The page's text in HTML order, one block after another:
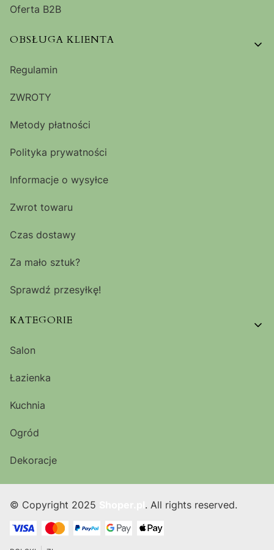
Oferta B2B
OBSŁUGA KLIENTA
Regulamin
ZWROTY
Metody płatności
Polityka prywatności
Informacje o wysyłce
Zwrot towaru
Czas dostawy
Za mało sztuk?
Sprawdź przesyłkę!
KATEGORIE
Salon
Łazienka
Kuchnia
Ogród
Dekoracje
© Copyright 2025 . All rights reserved.